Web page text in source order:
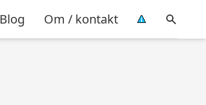
Blog Om / kontakt